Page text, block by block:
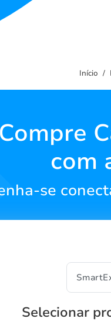
Início
Compre
com
se
Selecionar